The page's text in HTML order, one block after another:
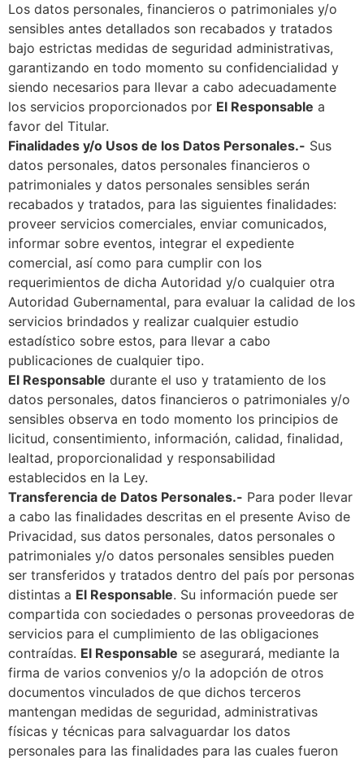
Los datos personales, financieros o patrimoniales y/o
sensibles antes detallados son recabados y tratados
bajo estrictas medidas de seguridad administrativas,
garantizando en todo momento su confidencialidad y
siendo necesarios para llevar a cabo adecuadamente
los servicios proporcionados por El Responsable a
favor del Titular.
Finalidades y/o Usos de los Datos Personales.- Sus
datos personales, datos personales financieros o
patrimoniales y datos personales sensibles serán
recabados y tratados, para las siguientes finalidades:
proveer servicios comerciales, enviar comunicados,
informar sobre eventos, integrar el expediente
comercial, así como para cumplir con los
requerimientos de dicha Autoridad y/o cualquier otra
Autoridad Gubernamental, para evaluar la calidad de los
servicios brindados y realizar cualquier estudio
estadístico sobre estos, para llevar a cabo
publicaciones de cualquier tipo.
El Responsable durante el uso y tratamiento de los
datos personales, datos financieros o patrimoniales y/o
sensibles observa en todo momento los principios de
licitud, consentimiento, información, calidad, finalidad,
lealtad, proporcionalidad y responsabilidad
establecidos en la Ley.
Transferencia de Datos Personales.- Para poder llevar
a cabo las finalidades descritas en el presente Aviso de
Privacidad, sus datos personales, datos personales o
patrimoniales y/o datos personales sensibles pueden
ser transferidos y tratados dentro del país por personas
distintas a El Responsable. Su información puede ser
compartida con sociedades o personas proveedoras de
servicios para el cumplimiento de las obligaciones
contraídas. El Responsable se asegurará, mediante la
firma de varios convenios y/o la adopción de otros
documentos vinculados de que dichos terceros
mantengan medidas de seguridad, administrativas
físicas y técnicas para salvaguardar los datos
personales para las finalidades para las cuales fueron